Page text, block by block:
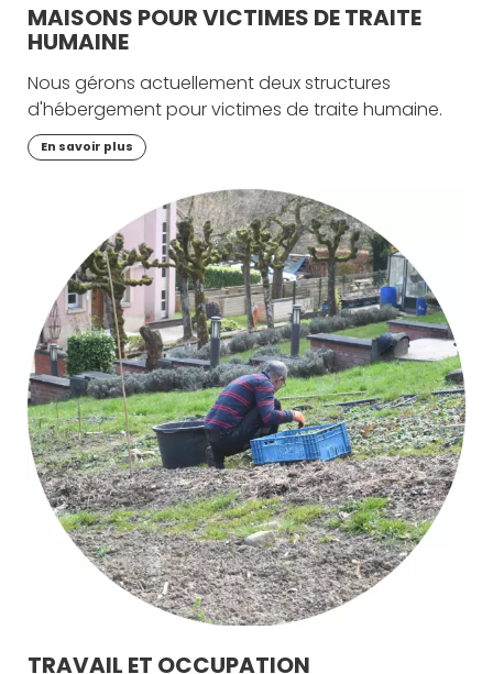
MAISONS POUR VICTIMES DE TRAITE
HUMAINE
Nous gérons actuellement deux structures
d'hébergement pour victimes de traite humaine.
En savoir plus
TRAVAIL ET OCCUPATION